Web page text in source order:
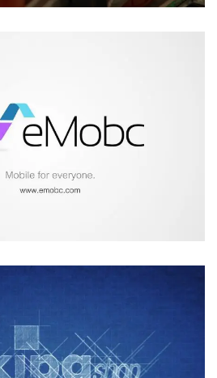
EMOBC DE
video corporativo